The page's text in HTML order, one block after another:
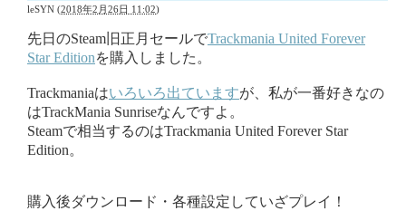
leSYN (2018年2月26日 11:02)
先日のSteam旧正月セールでTrackmania United Forever
Star Editionを購入しました。
Trackmaniaはいろいろ出ていますが、私が一番好きなの
はTrackMania Sunriseなんですよ。
Steamで相当するのはTrackmania United Forever Star
Edition。
購入後ダウンロード・各種設定していざプレイ！